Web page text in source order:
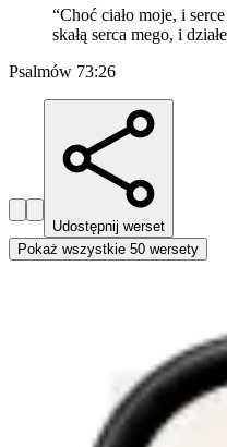
“Choć ciało moje, i
skałą serca mego, i
Psalmów 73:26
Udostępnij werset
Pokaż wszystkie 50 wersety